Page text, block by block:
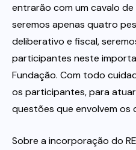
entrarão com um cavalo de
seremos apenas quatro
deliberativo e fiscal,
participantes neste
Fundação. Com todo
os participantes, para
questões que envolvem os
Sobre a incorporação do